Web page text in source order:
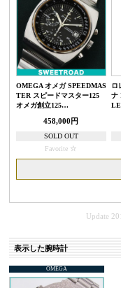
OMEGA オメガ SPEEDMAS
TER スピードマスター125
オメガ創立125…
458,000円
SOLD OUT
Favorite
ロ
ナ
Update
表示した腕時計
OMEGA